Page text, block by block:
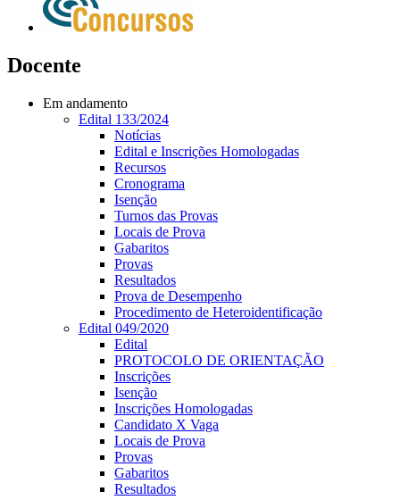
Docente
Em andamento
Edital 133/2024
Notícias
Edital e Inscrições Homologadas
Recursos
Cronograma
Isenção
Turnos das Provas
Locais de Prova
Gabaritos
Provas
Resultados
Prova de Desempenho
Procedimento de Heteroidentificação
Edital 049/2020
Edital
PROTOCOLO DE ORIENTAÇÃO
Inscrições
Isenção
Inscrições Homologadas
Candidato X Vaga
Locais de Prova
Provas
Gabaritos
Resultados